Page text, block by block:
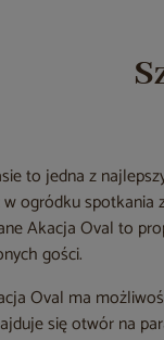
to jedna z
ogródku
Akacja Oval to
gości.
Oval ma
się otwór na